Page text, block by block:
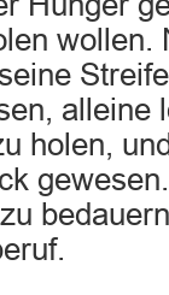
wollen.
alleine
holen,